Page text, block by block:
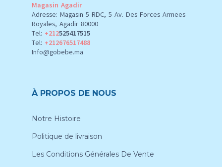
Magasin Agadir
Adresse: Magasin 5 RDC, 5 Av. Des Forces Armees
Royales, Agadir 80000
Tel: +212525417515
Tel: +212676517488
Info@gobebe.ma
À PROPOS DE NOUS
Notre Histoire
Politique de livraison
Les Conditions Générales De Vente